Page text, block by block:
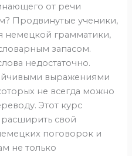
от речи
Продвинутые ученики,
грамматики,
запасом.
недостаточно.
выражениями
не всегда можно
Этот курс
расширить свой
поговорок и
не только